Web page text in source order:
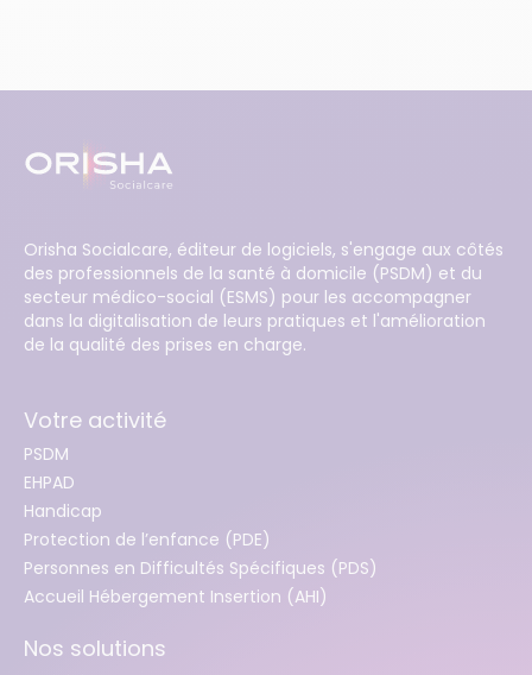
Orisha Socialcare, éditeur de logiciels, s'engage aux côtés
des professionnels de la santé à domicile (PSDM) et du
secteur médico-social (ESMS) pour les accompagner
dans la digitalisation de leurs pratiques et l'amélioration
de la qualité des prises en charge.
Votre activité
PSDM
EHPAD
Handicap
Protection de l’enfance (PDE)
Personnes en Difficultés Spécifiques (PDS)
Accueil Hébergement Insertion (AHI)
Nos solutions